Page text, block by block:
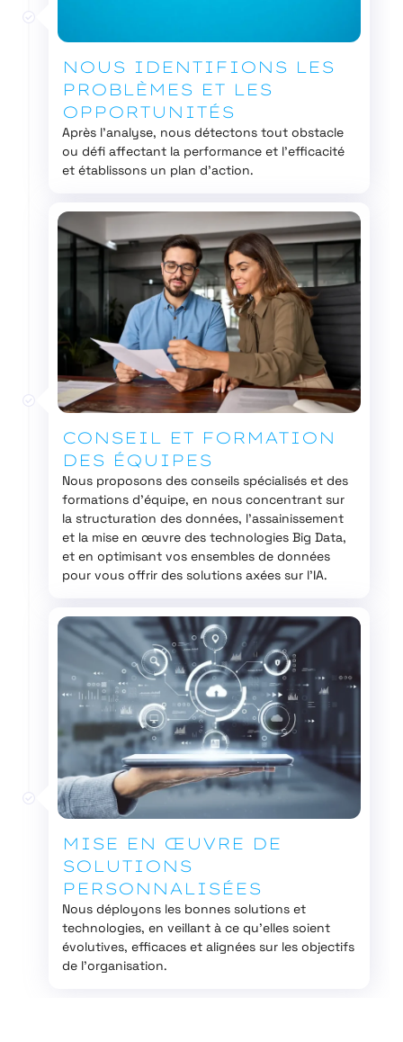
NOUS IDENTIFIONS LES
PROBLÈMES ET LES
OPPORTUNITÉS
Après l’analyse, nous détectons tout obstacle
ou défi affectant la performance et l’efficacité
et établissons un plan d’action.
CONSEIL ET FORMATION
DES ÉQUIPES
Nous proposons des conseils spécialisés et des
formations d’équipe, en nous concentrant sur
la structuration des données, l’assainissement
et la mise en œuvre des technologies Big Data,
et en optimisant vos ensembles de données
pour vous offrir des solutions axées sur l’IA.
MISE EN ŒUVRE DE
SOLUTIONS
PERSONNALISÉES
Nous déployons les bonnes solutions et
technologies, en veillant à ce qu’elles soient
évolutives, efficaces et alignées sur les objectifs
de l’organisation.